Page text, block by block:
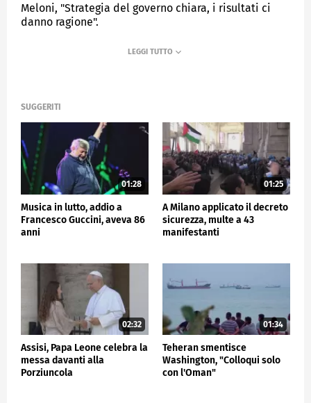
Meloni, "Strategia del governo chiara, i risultati ci
danno ragione".
SUGGERITI
01:28
Musica in lutto, addio a
Francesco Guccini, aveva 86
anni
01:25
A Milano applicato il decreto
sicurezza, multe a 43
manifestanti
02:32
Assisi, Papa Leone celebra la
messa davanti alla
Porziuncola
01:34
Teheran smentisce
Washington, "Colloqui solo
con l'Oman"